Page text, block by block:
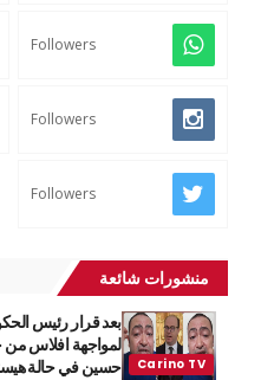
Followers
Followers
Followers
منشورات شائعة
بعد قرار رئيس
لمواجهة افلاس من
حسين في حالة